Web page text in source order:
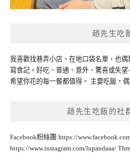
趙先生吃
我喜歡找巷弄小店、在地口袋名單，也
寫食記，好吃、普通、意外、驚喜或失
希望你花的每一餐都值得。 主要吃飯，
趙先生吃飯的社
Facebook粉絲團:https://
https://www.instagram.com/lupandaaa/